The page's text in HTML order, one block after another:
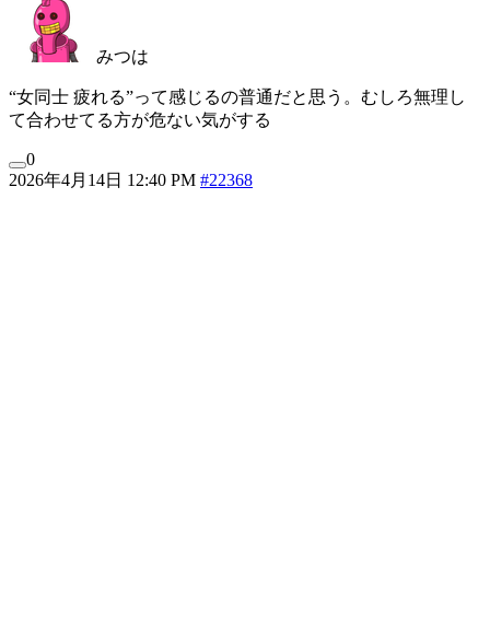
2026年4月14日 12:40 PM #22368
みつは
“女同士 疲れる”って感じるの普通だと思う。むしろ無理し
て合わせてる方が危ない気がする
0